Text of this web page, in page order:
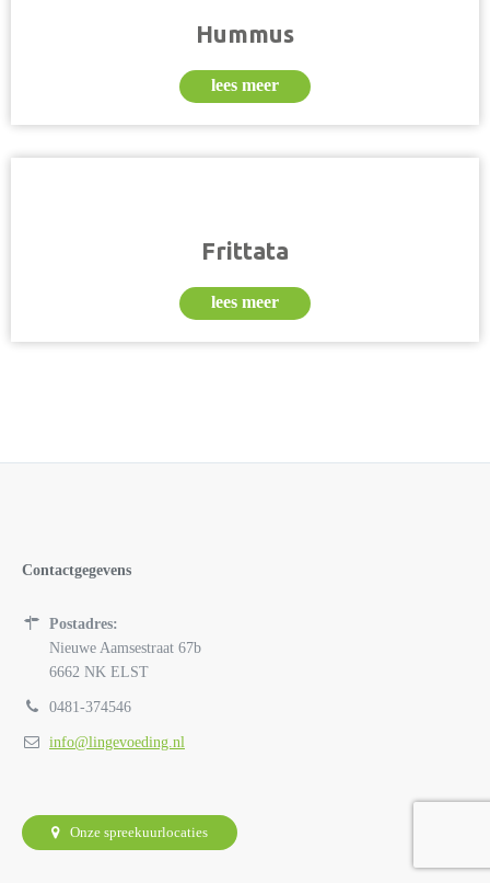
Hummus
lees meer
Frittata
lees meer
Contactgegevens
Postadres:
Nieuwe Aamsestraat 67b
6662 NK ELST
0481-374546
info@lingevoeding.nl
Onze spreekuurlocaties